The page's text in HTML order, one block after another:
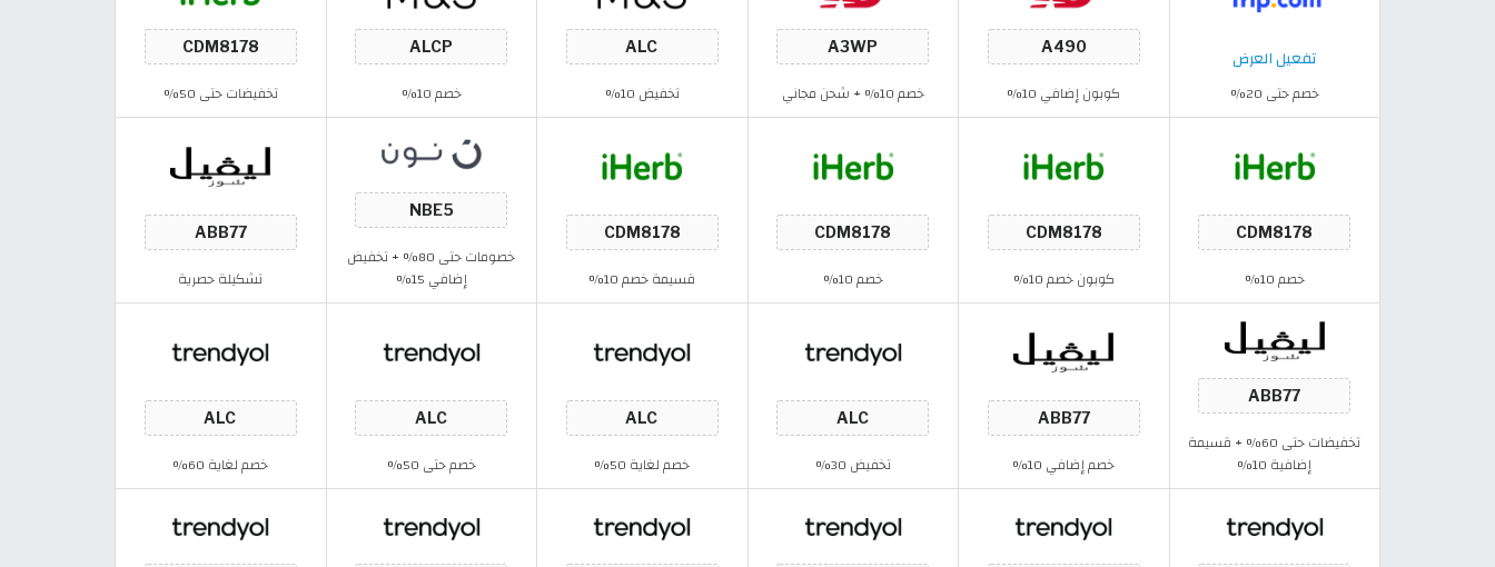
تفعيل العرض
خصم حتى 20% كوبون إضافي 10% خصم 10% + شحن مجاني تخفيض 10% خصم 10% تخفيضات حتى 50%
خصم 10% كوبون خصم 10% خصم 10% قسيمة خصم 10%
خصومات حتى 80% + تخفيض
إضافي 15%
تشكيلة حصرية
تخفيضات حتى 60% + قسيمة
إضافية 10%
خصم إضافي 10% تخفيض 30% خصم لغاية 50% خصم حتى 50% خصم لغاية 60%